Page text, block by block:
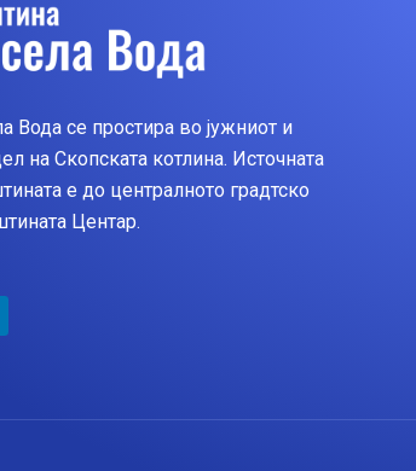
Вода се простира во јужниот и
на Скопската котлина. Источната
е до централното градтско
Центар.